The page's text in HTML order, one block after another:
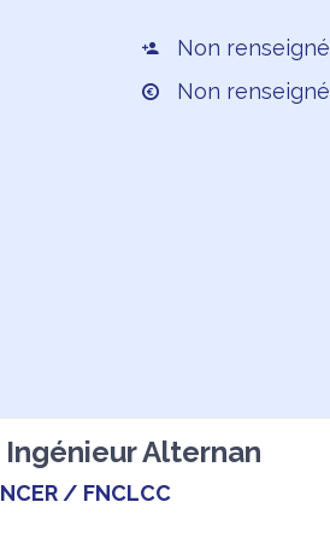
Non renseigné
Non renseigné
Ingénieur Alternan
/ FNCLCC